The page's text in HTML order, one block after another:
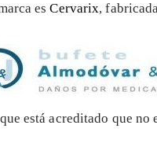
esCervarix,
está acreditado que no